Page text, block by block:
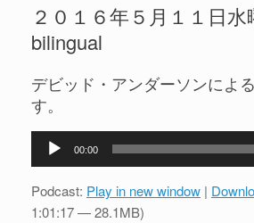
２０１６年５月１１日
bilingual
デビッド・アンダーソンによ
す。
プ
レ
00:00
Podcast: Play in new window |
1:01:17 — 28.1MB)